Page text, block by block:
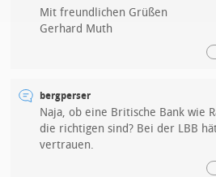
Mit freundlichen Grüßen
Gerhard Muth
bergperser
Naja, ob eine Britische Bank wie
die richtigen sind? Bei der LBB
vertrauen.